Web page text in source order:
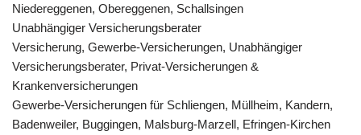
Niedereggenen, Obereggenen, Schallsingen
Unabhängiger Versicherungsberater
Versicherung, Gewerbe-Versicherungen, Unabhängiger
Versicherungsberater, Privat-Versicherungen &
Krankenversicherungen
Gewerbe-Versicherungen für Schliengen, Müllheim, Kandern,
Badenweiler, Buggingen, Malsburg-Marzell, Efringen-Kirchen